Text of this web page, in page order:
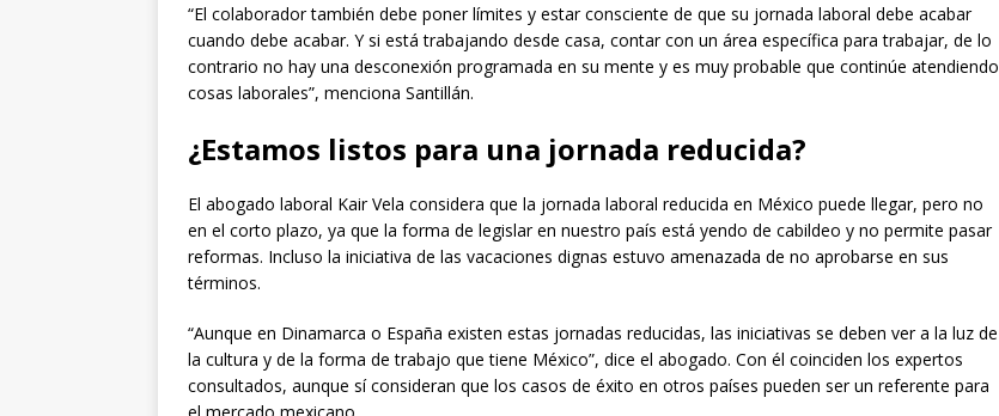
“El colaborador también debe poner límites y estar consciente de que su jornada laboral debe acabar
cuando debe acabar. Y si está trabajando desde casa, contar con un área específica para trabajar, de lo
contrario no hay una desconexión programada en su mente y es muy probable que continúe atendiendo
cosas laborales”, menciona Santillán.
¿Estamos listos para una jornada reducida?
El abogado laboral Kair Vela considera que la jornada laboral reducida en México puede llegar, pero no
en el corto plazo, ya que la forma de legislar en nuestro país está yendo de cabildeo y no permite pasar
reformas. Incluso la iniciativa de las vacaciones dignas estuvo amenazada de no aprobarse en sus
términos.
“Aunque en Dinamarca o España existen estas jornadas reducidas, las iniciativas se deben ver a la luz de
la cultura y de la forma de trabajo que tiene México”, dice el abogado. Con él coinciden los expertos
consultados, aunque sí consideran que los casos de éxito en otros países pueden ser un referente para